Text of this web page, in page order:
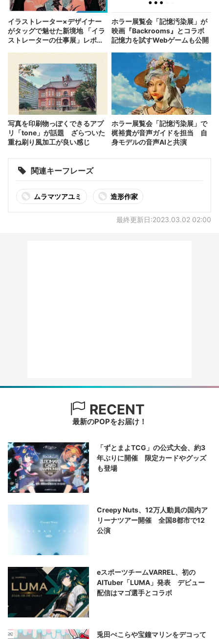
イラストレーター×デザイナー
がタッグで魅せた新境地 「イラ
ストレーターの仕事展」レポー
ホラー展覧会「記憶汚染展」が
映画『Backrooms』とコラボ
記憶力を試すWebゲームも公開
写真を印刷物っぽくできるアプ
リ「tone」が話題 ざらついた
重ね刷り風加工が良い感じ
ホラー展覧会「記憶汚染展」で
梶裕貴が音声ガイドを担当 自
身モデルの音声AIと共演
関連キーフレーズ
ムラマツアユミ 造形作家
最終更新日:2023.03.02 02:00
RECENT
最新のPOPをお届け！
「ずとまよTCG」の公式大会、約3
年ぶりに開催 限定カードやグッズ
も登場
Creepy Nuts、12万人動員の国内ア
リーナツアー開催 全国8都市で12
公演
eスポーツチームVARREL、初の
AITuber「LUMA」発表 デビュー
配信はマゴ選手とコラボ
兎田ぺこらや宝鐘マリンをデコって